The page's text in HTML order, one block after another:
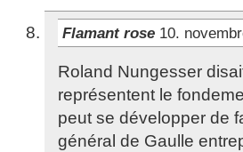
Flamant rose 10.
Roland Nungesser
représentent le
peut se développer de
général de Gaulle